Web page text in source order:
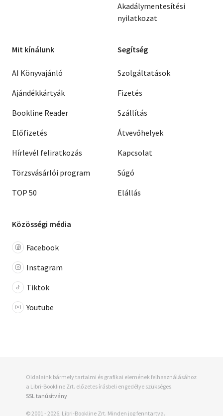
Akadálymentesítési
nyilatkozat
Mit kínálunk
AI Könyvajánló
Ajándékkártyák
Bookline Reader
Előfizetés
Hírlevél feliratkozás
Törzsvásárlói program
TOP 50
Segítség
Szolgáltatások
Fizetés
Szállítás
Átvevőhelyek
Kapcsolat
Súgó
Elállás
Közösségi média
Facebook
Instagram
Tiktok
Youtube
Oldalaink bármely tartalmi és grafikai elemének felhasználásához
a Libri-Bookline Zrt. előzetes írásbeli engedélye szükséges.
SSL tanúsítvány
© 2001 - 2026, Libri-Bookline Zrt. Minden jog fenntartva.